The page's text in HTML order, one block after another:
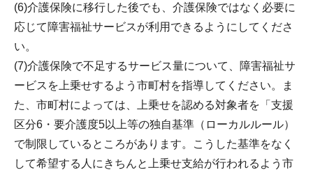
(6)介護保険に移行した後でも、介護保険ではなく必要に
応じて障害福祉サービスが利用できるようにしてくださ
い。
(7)介護保険で不足するサービス量について、障害福祉サ
ービスを上乗せするよう市町村を指導してください。ま
た、市町村によっては、上乗せを認める対象者を「支援
区分6・要介護度5以上等の独自基準（ローカルルール）
で制限しているところがあります。こうした基準をなく
して希望する人にきちんと上乗せ支給が行われるよう市